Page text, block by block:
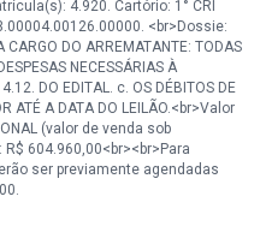
4.920. Cartório: 1° CRI
<br>Dossie:
DO ARREMATANTE: TODAS
NECESSÁRIAS À
DO EDITAL. c. OS DÉBITOS DE
ATÉ A DATA DO LEILÃO.<br>Valor
(valor de venda sob
604.960,00<br><br>Para
ser previamente agendadas